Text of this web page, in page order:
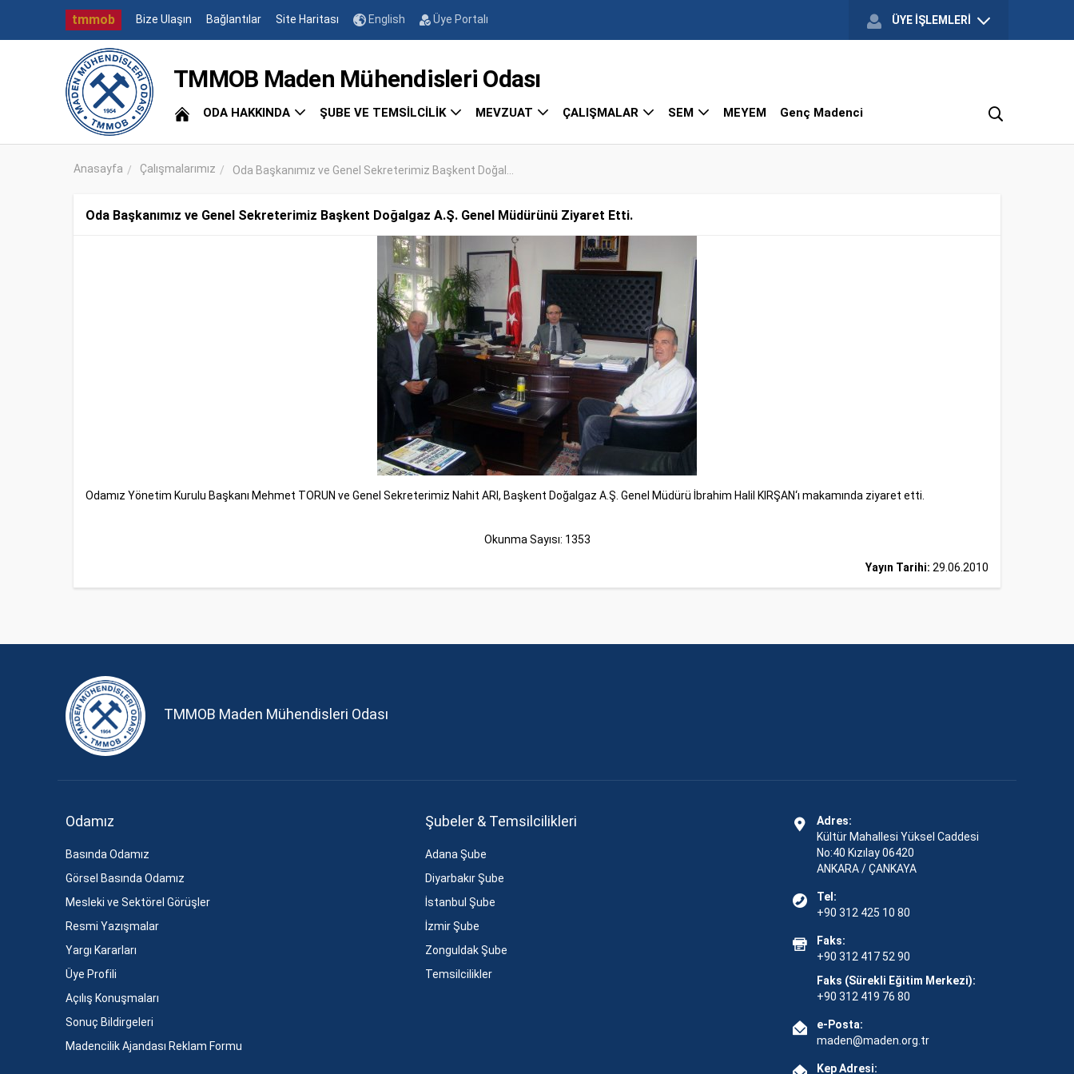
tmmob Bize Ulaşın Bağlantılar Site Haritası English Üye Portalı ÜYE İŞLEMLERİ
TMMOB Maden Mühendisleri Odası
ODA HAKKINDA ŞUBE VE TEMSİLCİLİK MEVZUAT ÇALIŞMALAR SEM MEYEM Genç Madenci
Anasayfa Çalışmalarımız Oda Başkanımız ve Genel Sekreterimiz Başkent Doğal...
Oda Başkanımız ve Genel Sekreterimiz Başkent Doğalgaz A.Ş. Genel Müdürünü Ziyaret Etti.
Odamız Yönetim Kurulu Başkanı Mehmet TORUN ve Genel Sekreterimiz Nahit ARI, Başkent Doğalgaz A.Ş. Genel Müdürü İbrahim Halil KIRŞAN‘ı makamında ziyaret etti.
Okunma Sayısı: 1353
Yayın Tarihi: 29.06.2010
TMMOB Maden Mühendisleri Odası
Odamız
Basında Odamız
Görsel Basında Odamız
Mesleki ve Sektörel Görüşler
Resmi Yazışmalar
Yargı Kararları
Üye Profili
Açılış Konuşmaları
Sonuç Bildirgeleri
Madencilik Ajandası Reklam Formu
Şubeler & Temsilcilikleri
Adana Şube
Diyarbakır Şube
İstanbul Şube
İzmir Şube
Zonguldak Şube
Temsilcilikler
Adres:
Kültür Mahallesi Yüksel Caddesi
No:40 Kızılay 06420
ANKARA / ÇANKAYA
Tel:
+90 312 425 10 80
Faks:
+90 312 417 52 90
Faks (Sürekli Eğitim Merkezi):
+90 312 419 76 80
e-Posta:
maden@maden.org.tr
Kep Adresi: